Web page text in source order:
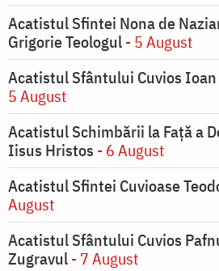
Acatistul Sfintei Nona de
Grigorie Teologul- 5 August
Acatistul Sfântului Cuvios
5 August
Acatistul Schimbării la Faţă a
Iisus Hristos - 6 August
Acatistul Sfintei Cuvioase
August
Acatistul Sfântului Cuvios
Zugravul- 7 August